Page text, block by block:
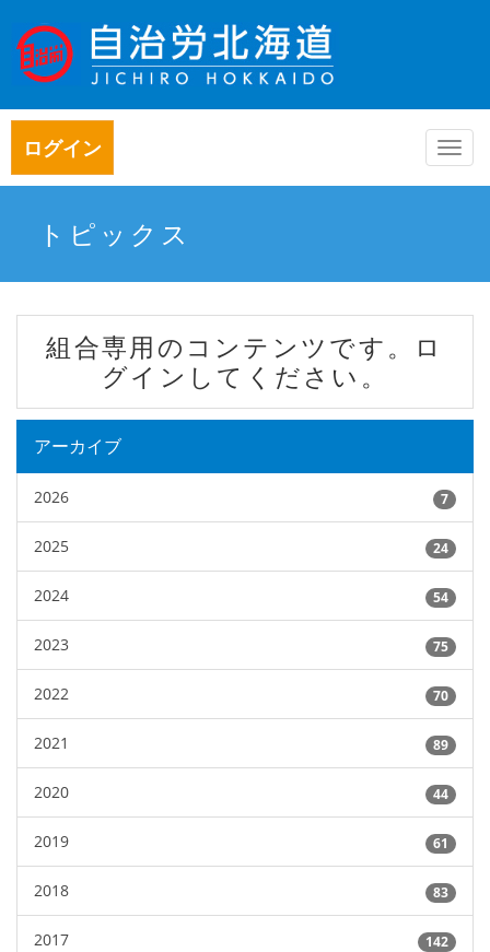
ログイン
トピックス
組合専用のコンテンツです。ロ
グインしてください。
アーカイブ
2026 7
2025 24
2024 54
2023 75
2022 70
2021 89
2020 44
2019 61
2018 83
2017 142